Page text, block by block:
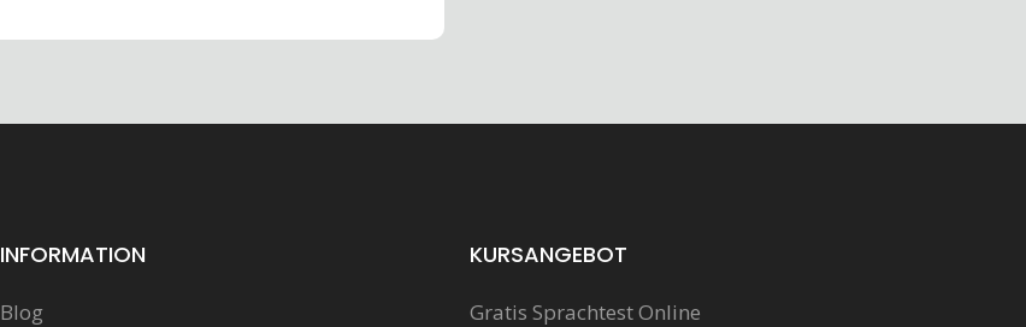
INFORMATION
Blog
KURSANGEBOT
Gratis Sprachtest Online